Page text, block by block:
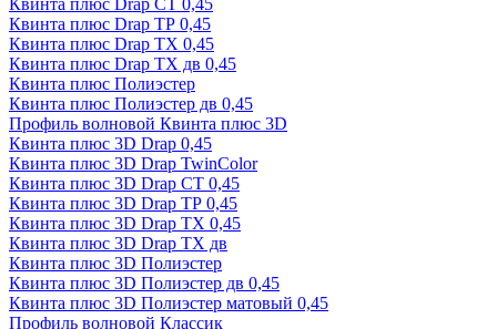
Квинта плюс Drap СТ 0,45
Квинта плюс Drap ТР 0,45
Квинта плюс Drap ТХ 0,45
Квинта плюс Drap ТХ дв 0,45
Квинта плюс Полиэстер
Квинта плюс Полиэстер дв 0,45
Профиль волновой Квинта плюс 3D
Квинта плюс 3D Drap 0,45
Квинта плюс 3D Drap TwinColor
Квинта плюс 3D Drap СТ 0,45
Квинта плюс 3D Drap ТР 0,45
Квинта плюс 3D Drap ТХ 0,45
Квинта плюс 3D Drap ТХ дв
Квинта плюс 3D Полиэстер
Квинта плюс 3D Полиэстер дв 0,45
Квинта плюс 3D Полиэстер матовый 0,45
Профиль волновой Классик